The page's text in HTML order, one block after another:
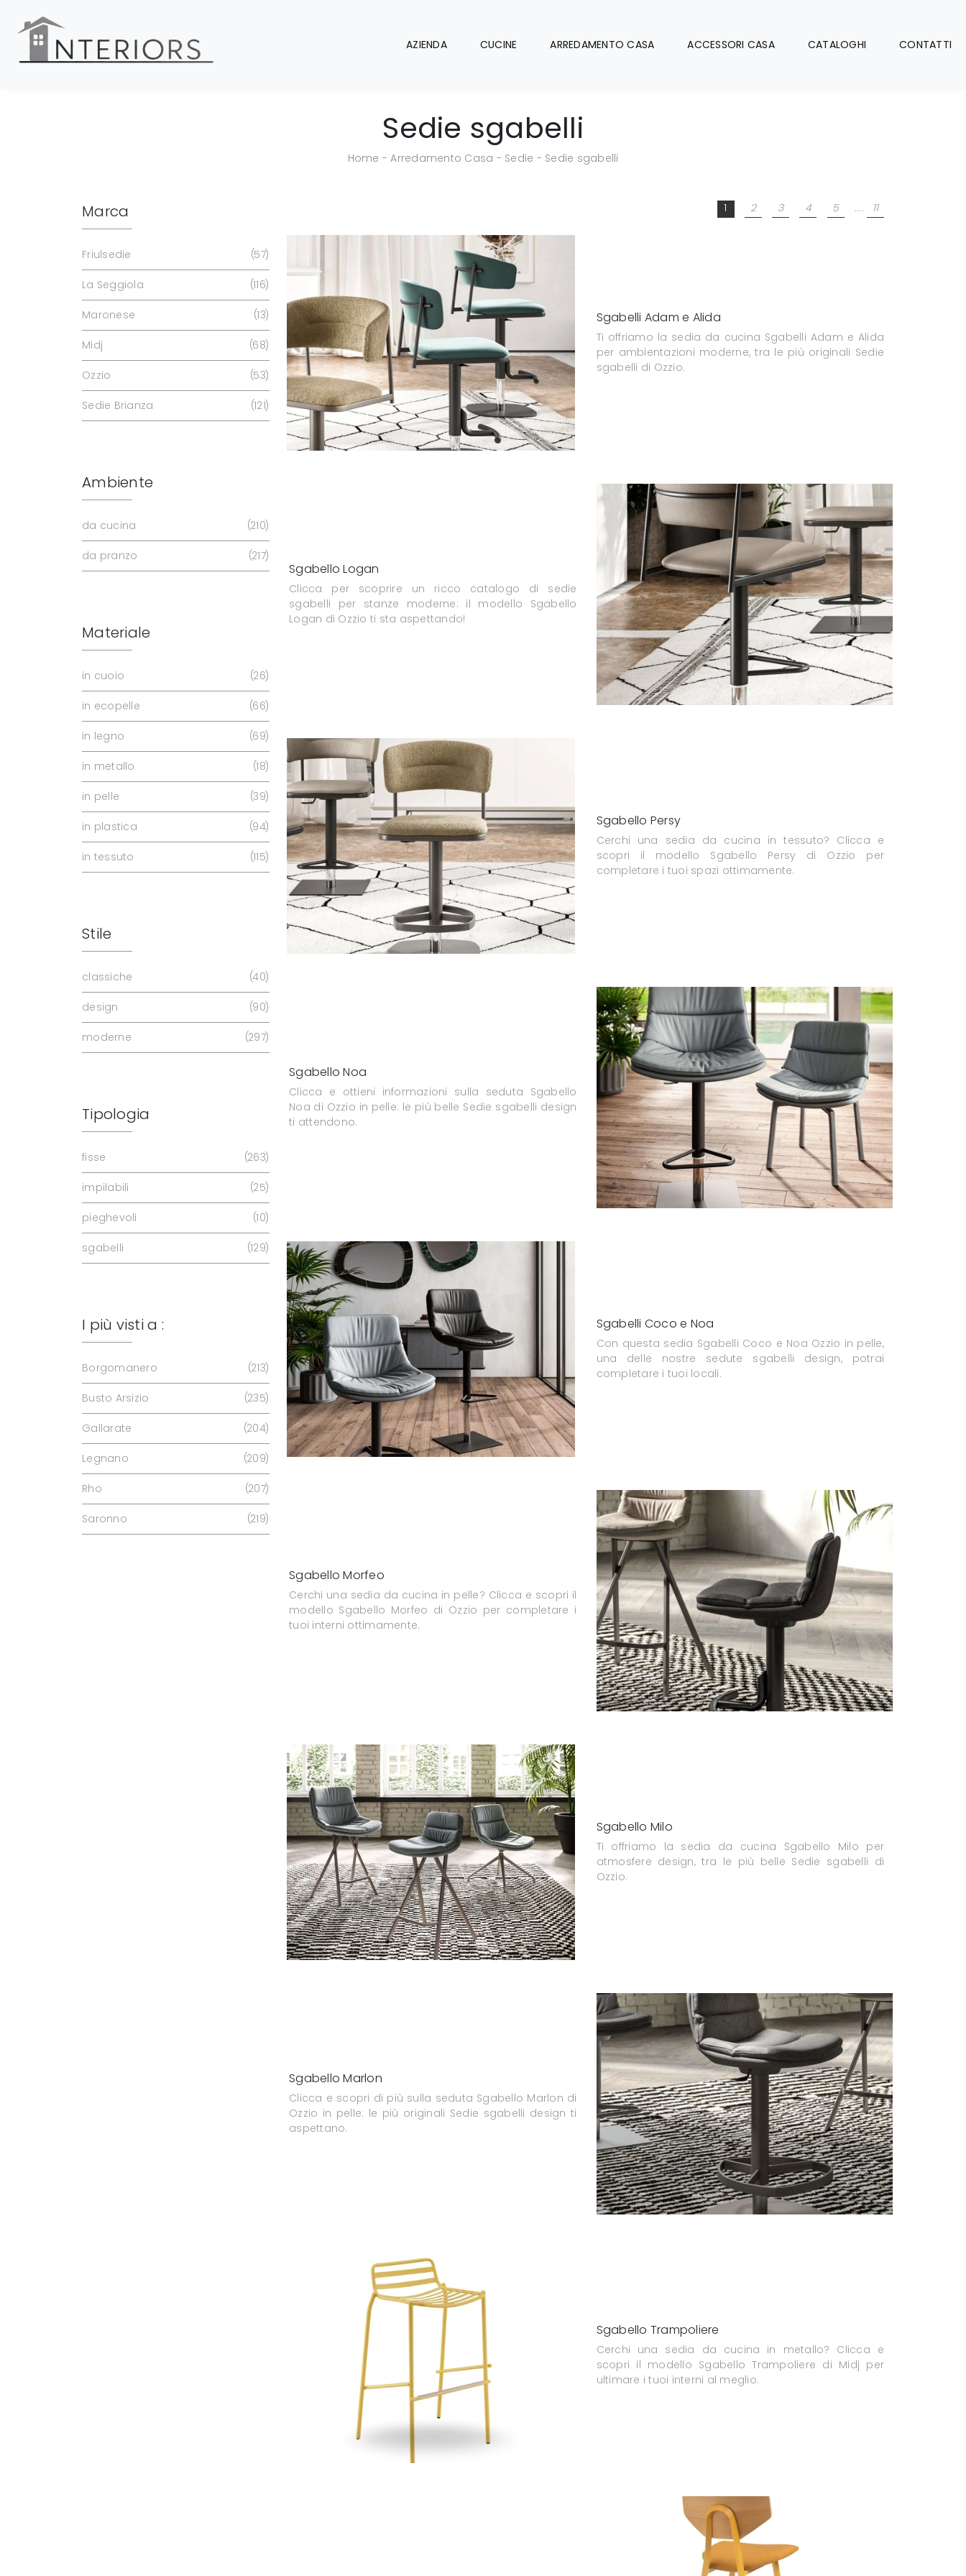
AZIENDA CUCINE ARREDAMENTO CASA ACCESSORI CASA CATALOGHI CONTATTI
Sedie sgabelli
Home -Arredamento Casa - Sedie - Sedie sgabelli
1 2 3 4 5 .... 11
Sgabelli Adam e Alida
Ti offriamo la sedia da cucina Sgabelli Adam e Alida
per ambientazioni moderne, tra le più originali Sedie
sgabelli di Ozzio.
Sgabello Logan
Clicca per scoprire un ricco catalogo di sedie
sgabelli per stanze moderne: il modello Sgabello
Logan di Ozzio ti sta aspettando!
Sgabello Persy
Cerchi una sedia da cucina in tessuto? Clicca e
scopri il modello Sgabello Persy di Ozzio per
completare i tuoi spazi ottimamente.
Sgabello Noa
Clicca e ottieni informazioni sulla seduta Sgabello
Noa di Ozzio in pelle: le più belle Sedie sgabelli design
ti attendono.
Sgabelli Coco e Noa
Con questa sedia Sgabelli Coco e Noa Ozzio in pelle,
una delle nostre sedute sgabelli design, potrai
completare i tuoi locali.
Sgabello Morfeo
Cerchi una sedia da cucina in pelle? Clicca e scopri il
modello Sgabello Morfeo di Ozzio per completare i
tuoi interni ottimamente.
Sgabello Milo
Ti offriamo la sedia da cucina Sgabello Milo per
atmosfere design, tra le più belle Sedie sgabelli di
Ozzio.
Sgabello Marlon
Clicca e scopri di più sulla seduta Sgabello Marlon di
Ozzio in pelle: le più originali Sedie sgabelli design ti
aspettano.
Sgabello Trampoliere
Cerchi una sedia da cucina in metallo? Clicca e
scopri il modello Sgabello Trampoliere di Midj per
ultimare i tuoi interni al meglio.
Marca
Friulsedie 57
La Seggiola 116
Maronese 13
Midj 68
Ozzio 53
Sedie Brianza 121
Ambiente
da cucina 210
da pranzo 217
Materiale
in cuoio 26
in ecopelle 66
in legno 69
in metallo 18
in pelle 39
in plastica 94
in tessuto 115
Stile
classiche 40
design 90
moderne 297
Tipologia
fisse 263
impilabili 25
pieghevoli 10
sgabelli 129
I più visti a :
Borgomanero 213
Busto Arsizio 235
Gallarate 204
Legnano 209
Rho 207
Saronno 219